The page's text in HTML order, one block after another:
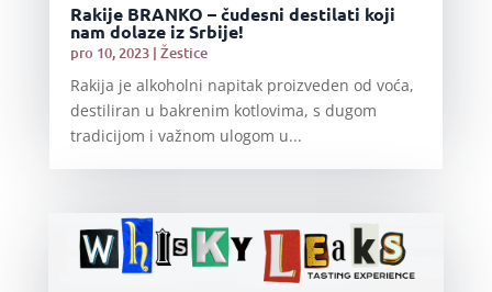
Rakije BRANKO – čudesni destilati koji
nam dolaze iz Srbije!
pro 10, 2023| Žestice
Rakija je alkoholni napitak proizveden od voća,
destiliran u bakrenim kotlovima, s dugom
tradicijom i važnom ulogom u...